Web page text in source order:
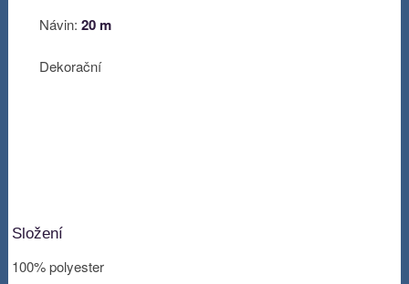
Návin:20 m
Dekorační
Složení
100% polyester